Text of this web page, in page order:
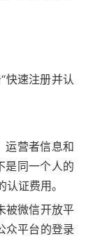
快速注册并认
运营者信息和
是同一个人的
证费用。
被微信开放平
众平台的登录